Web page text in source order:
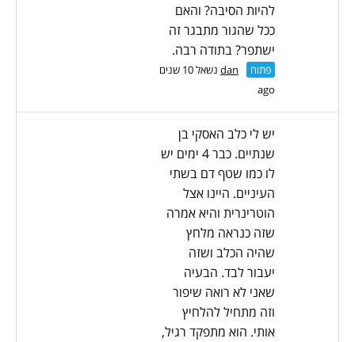
להיות הסיבה? והאם
ככל שהגור מתבגר זה
ישתפר? בתודה רבה.
פתוח dan
נשאל 10 שנים
ago
יש לי כלב האסקי בן
שנתיים. כבר 4 ימים יש
לו כמו שטף דם בשתי
העיניים. היינו אצל
הוטרינרית והיא אמרה
שזה כנראה מלחץ
שהיה הכלב ושזה
יעבור לבד. הבעיה
שאני לא רואה שיפור
וזה מתחיל להלחיץ
אותי. הוא מתפקד רגיל,